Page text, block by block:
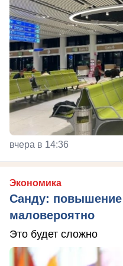
вчера в 14:36
Экономика
Санду: повышение
маловероятно
Это будет сложно